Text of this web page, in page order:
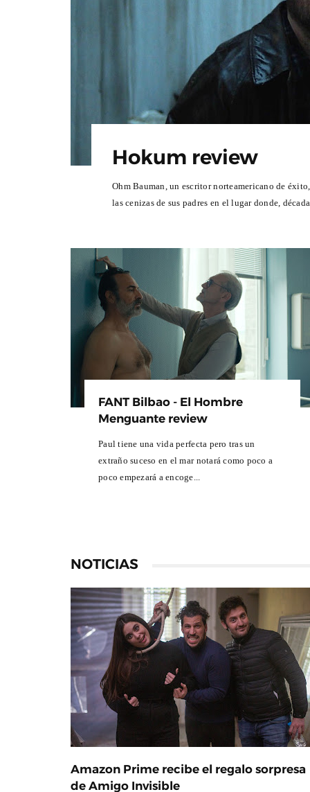
Hokum review
Ohm Bauman, un escritor norteamericano de
las cenizas de sus padres en el lugar donde,
FANT Bilbao - El Hombre
Menguante review
Paul tiene una vida perfecta pero tras un
extraño suceso en el mar notará como poco a
poco empezará a encoge...
NOTICIAS
Amazon Prime recibe el regalo sorpresa
de Amigo Invisible
Entrevista a Ivana